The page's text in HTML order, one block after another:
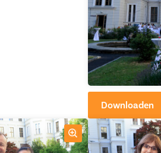
Downloaden